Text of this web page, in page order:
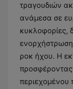
τραγουδιών
ανάμεσα σε
κυκλοφορίες,
ενορχήστρωση
ροκ ήχου. Η
προσφέροντας
περιεχομένου